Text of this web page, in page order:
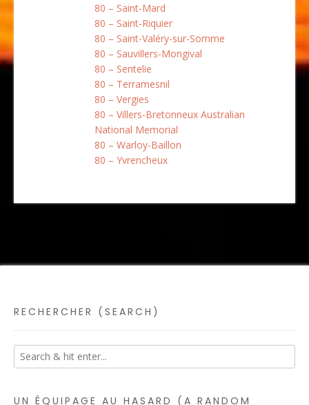
80 – Saint-Mard
80 – Saint-Riquier
80 – Saint-Valéry-sur-Somme
80 – Sauvillers-Mongival
80 – Sentelie
80 – Terramesnil
80 – Vergies
80 – Villers-Bretonneux Australian
National Memorial
80 – Warloy-Baillon
80 – Yvrencheux
RECHERCHER (SEARCH)
UN ÉQUIPAGE AU HASARD (A RANDOM